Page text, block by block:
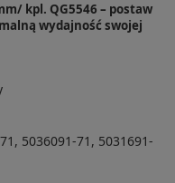
kpl. QG5546 – postaw
wydajność swojej
5036091-71, 5031691-